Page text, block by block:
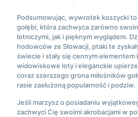
Podsumowując, wywrotek koszycki
gołębi, która zachwyca zarówno
lotniczymi, jak i pięknym wyglądem.
hodowców ze Słowacji, ptaki te
świecie i stały się cennym
widowiskowe loty i eleganckie
coraz szerszego grona miłośników
rasie zasłużoną popularność i podziw.
Jeśli marzysz o posiadaniu
zachwyci Cię swoimi akrobacjami w